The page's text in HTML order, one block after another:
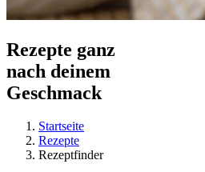
Rezepte ganz
nach deinem
Geschmack
Startseite
Rezepte
Rezeptfinder